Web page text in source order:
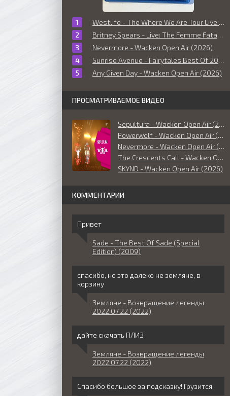
Westlife - The Where We Are Tour Live From The O2 (2010)
Britney Spears - Live: The Femme Fatale Tour (2011)
Nevermore - Wacken Open Air (2026)
Sunrise Avenue - Fairytales Best Of 2006-2014 (Live at O² World Hamburg) (2014)
Any Given Day - Wacken Open Air (2026)
ПРОСМАТРИВАЕМОЕ ВИДЕО
Sepultura - Wacken Open Air (2026)
Powerwolf - Wacken Open Air (2026)
Nevermore - Wacken Open Air (2026)
The Crescents Call - Wacken Open Air (2026)
SKYND - Wacken Open Air (2026)
КОММЕНТАРИИ
Привет
Sade - The Best Of Sade (Special
Edition) (2009)
спасибо, но это далеко не земляне, в
корзину
Земляне - Возвращение легенды
2022.07.22 (2022)
дайте скачать ПЛИЗ
Земляне - Возвращение легенды
2022.07.22 (2022)
Спасибо большое за подсказку! Грузится.